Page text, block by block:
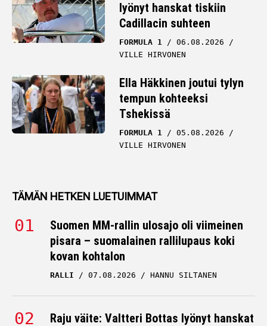
lyönyt hanskat tiskiin
Cadillacin suhteen
FORMULA 1
06.08.2026
VILLE HIRVONEN
Ella Häkkinen joutui tylyn
tempun kohteeksi
Tshekissä
FORMULA 1
05.08.2026
VILLE HIRVONEN
TÄMÄN HETKEN LUETUIMMAT
Suomen MM-rallin ulosajo oli viimeinen
pisara – suomalainen rallilupaus koki
kovan kohtalon
RALLI 07.08.2026 HANNU SILTANEN
Raju väite: Valtteri Bottas lyönyt hanskat